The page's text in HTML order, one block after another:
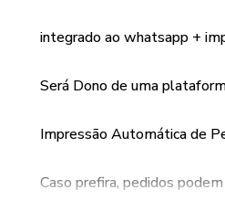
integrado ao whatsapp +
Será Dono de uma
Impressão Automática de
Caso prefira, pedidos